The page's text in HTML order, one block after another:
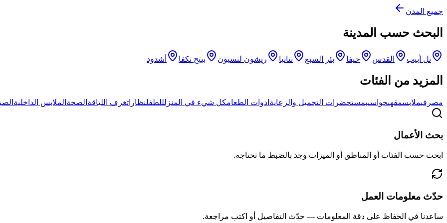
جميع المدن
البحث حسب المدينة
تل أبيب القدس حيفا بئر السبع نتانيا ريشون لتسيون بيتح تكفا أشدود
المزيد من الفئات
مصرفيملابسمقهىحواسيبمستحضرات التجميل والرعاية ادوات الطعامكل شيء في المنزلللطفلنظاراتغرف اللياقة الصحة الملابس الداخلية
بحث الأعمال
ابحث حسب الفئات أو المناطق أو الميزات وجد بالضبط ما تحتاجه.
حدّث معلومات العمل
ساعدنا في الحفاظ على دقة المعلومات — حدّث التفاصيل أو اكتب مراجعة.